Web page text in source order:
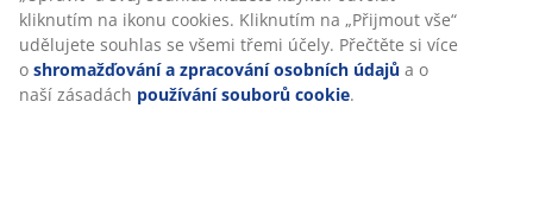
Hodnocení
(78)